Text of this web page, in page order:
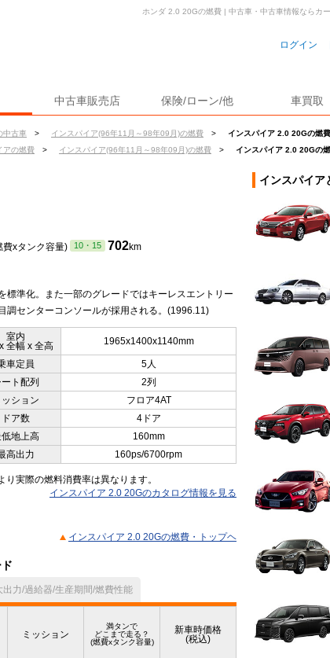
ログイン
中古車販売店 保険/ローン/他 車買取
中古車 > インスパイア(96年11月～98年09月)の燃費 >
インスパイア 2.0 20Gの燃費
アの燃費 > インスパイア(96年11月～98年09月)の燃費 > インスパイア 2.0 20Gの
ホンダ 2.0 20Gの燃費 | 中古車・中古車情報ならカ
費xタンク容量) 10・15 702km
標準化。また一部のグレードではキーレスエントリー
調センターコンソールが採用される。(1996.11)
室内
全幅 x 全高
1965x1400x1140mm
車定員
5人
ート配列
2列
ッション
フロア4AT
ドア数
4ドア
地上高
160mm
高出力 160ps/6700rpm
実際の燃料消費率は異なります。
インスパイア 2.0 20Gのカタログ情報を見る
インスパイア 2.0 20Gの燃費・トップヘ
出力/過給器/生産期間/燃費性能
ミッション
満タンで
どこまで走る？
(燃費xタンク容量)
新車時価格
(税込)
インスパイア